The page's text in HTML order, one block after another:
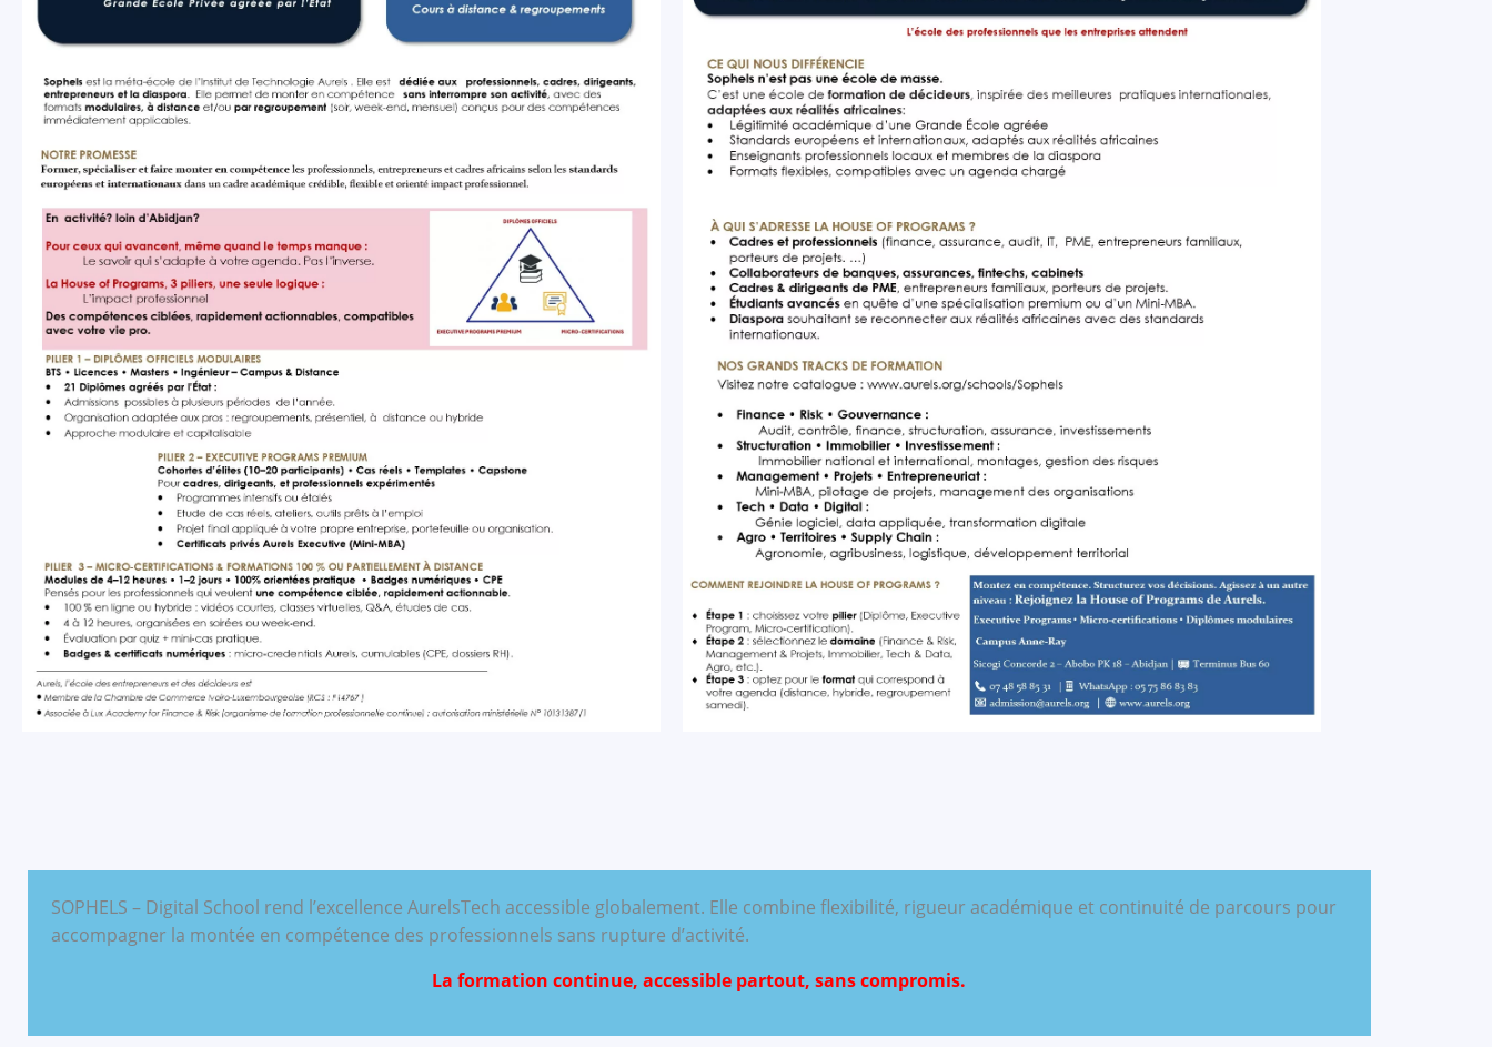
SOPHELS – Digital School rend l’excellence AurelsTech accessible globalement. Elle combine flexibilité, rigueur académique et continuité de parcours pour
accompagner la montée en compétence des professionnels sans rupture d’activité.
La formation continue, accessible partout, sans compromis.